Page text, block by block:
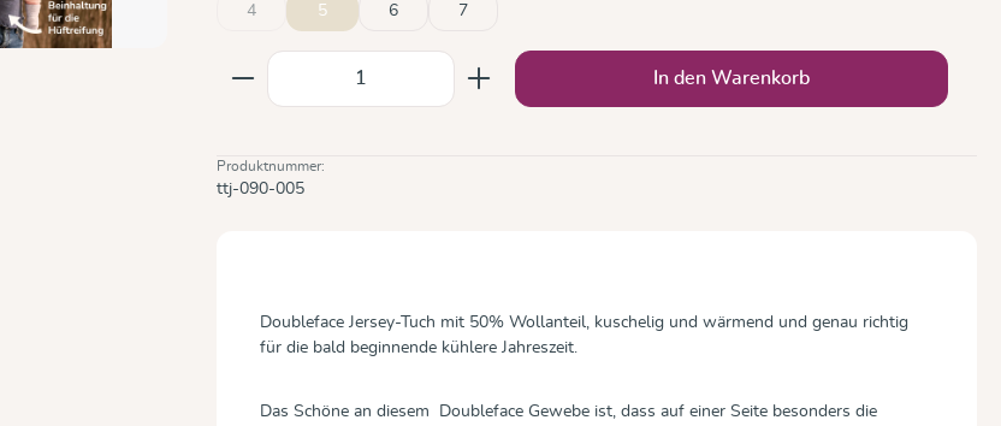
4
(Diese Option ist zurzeit nicht verfügbar.)
5 6 7
Produkt Anzahl: Gib den gewünschten Wert ein oder
In den Warenkorb
Produktnummer:
ttj-090-005
Doubleface Jersey-Tuch mit 50% Wollanteil, kuschelig und wärmend und genau richtig
für die bald beginnende kühlere Jahreszeit.
Das Schöne an diesem Doubleface Gewebe ist, dass auf einer Seite besonders die